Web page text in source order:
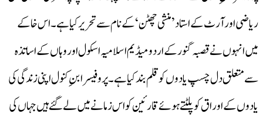
ریاضی اور آرٹ کے استاد ’منشی چھٹن‘کے نام سے تحریر کیا ہے۔اس خاکے
میں انہوں نے قصبہ گنور کے اردو میڈیم اسلامیہ اسکول اور وہاں کے اساتذہ
سے متعلق دل چسپ یادوں کو قلم بند کیا ہے۔پروفیسر ابنِ کنول اپنی زندگی کی
یادوں کے اوراق کو پلٹتے ہوئے قارئین کو اس زمانے میں لے گئے ہیں جہاں کی